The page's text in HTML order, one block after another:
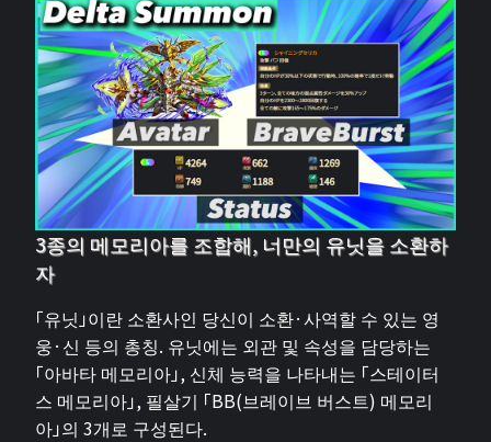
3종의 메모리아를 조합해, 너만의 유닛을 소환하
자
「유닛」이란 소환사인 당신이 소환·사역할 수 있는 영
웅·신 등의 총칭. 유닛에는 외관 및 속성을 담당하는
「아바타 메모리아」, 신체 능력을 나타내는 「스테이터
스 메모리아」, 필살기 「BB(브레이브 버스트) 메모리
아」의 3개로 구성된다.